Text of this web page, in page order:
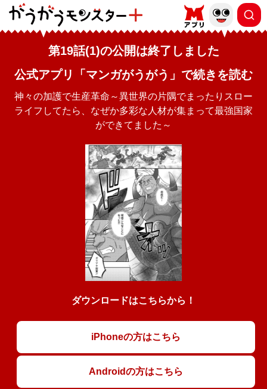
第19話(1)の公開は終了しました
公式アプリ「マンガがうがう」で続きを読む
神々の加護で生産革命～異世界の片隅でまったりスロー
ライフしてたら、なぜか多彩な人材が集まって最強国家
ができてました～
ダウンロードはこちらから！
iPhoneの方はこちら
Androidの方はこちら